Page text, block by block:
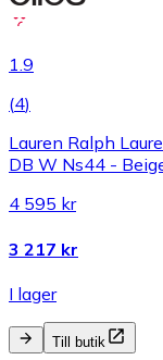
1.9
(4)
Lauren Ralph
DB W Ns44 -
4 595 kr
3 217 kr
I lager
Till butik